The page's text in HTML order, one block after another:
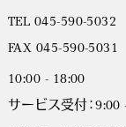
TEL 045-590-5032
FAX 045-590-5031
10:00 - 18:00
サービス受付：9:00